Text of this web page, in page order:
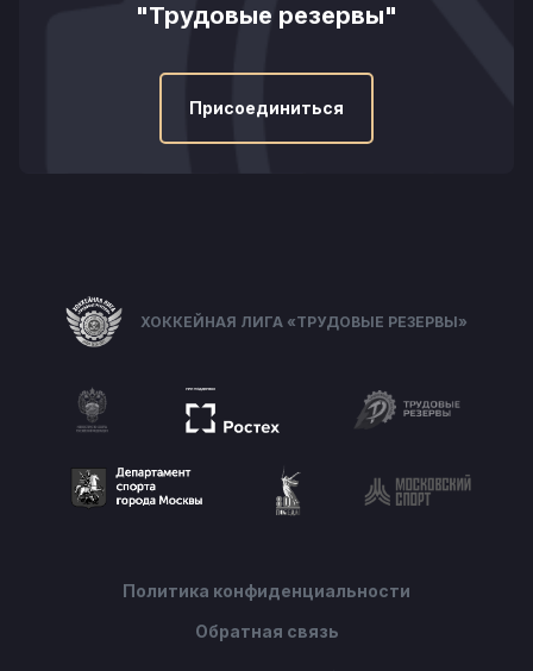
"Трудовые резервы"
Присоединиться
ХОККЕЙНАЯ ЛИГА «ТРУДОВЫЕ РЕЗЕРВЫ»
Политика конфиденциальности
Обратная связь